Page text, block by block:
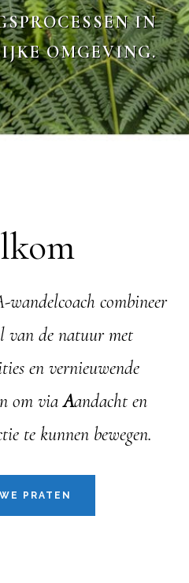
IN
OMGEVING.
wandelcoach combineer
van de natuur met
en vernieuwende
om viaAandacht en
te kunnen bewegen.
PRATEN